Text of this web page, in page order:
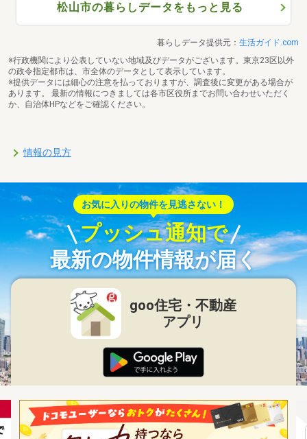
松山市の暮らしデータをもっと見る
暮らしデータ提供元： 生活ガイド.com
※行政機関により公表していない地域及びデータがございます。東京23区以外
の政令指定都市は、市全体のデータとして表示しています。
※提供データには細心の注意を払っておりますが、調査後に変更がある場合が
あります。 最新の情報につきましては各市区役所までお問い合わせいただく
か、自治体HPなどをご確認ください。
情報の見方
お気に入りの物件を見逃さない！
プッシュ通知で
最新の物件情報が届く
goo住宅・不動産
アプリ